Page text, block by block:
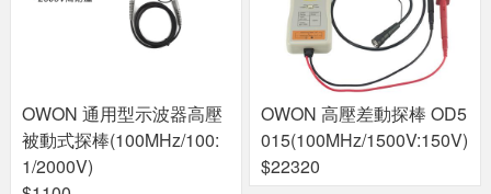
OWON 通用型示波器高壓
被動式探棒(100MHz/100:
1/2000V)
OWON 高壓差動探棒 OD5
015(100MHz/1500V:150V)
$22320